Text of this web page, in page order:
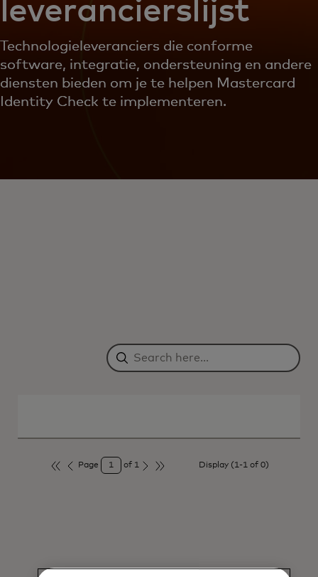
leverancierslijst
Technologieleveranciers die conforme
software, integratie, ondersteuning en andere
diensten bieden om je te helpen Mastercard
Identity Check te implementeren.
Page 1 of 1 Display (1-1of 0)